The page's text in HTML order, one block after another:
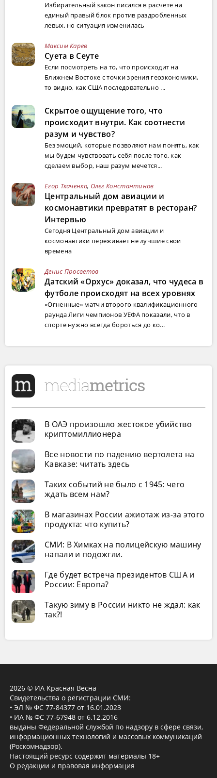
Избирательный закон писался в расчете на
единый правый блок против раздробленных
левых, но ситуация изменилась
Максим Карев
Суета в Сеуте
Если посмотреть на то, что происходит на
Ближнем Востоке с точки зрения геоэкономики,
то видно, как США последовательно ...
Скрытое ощущение того, что
происходит внутри. Как соотнести
разум и чувство?
Без эмоций, которые позволяют нам понять, как
мы будем чувствовать себя после того, как
сделаем выбор, наш разум мечется...
Егор Ткаченко, Олег Константинов
Центральный дом авиации и
космонавтики превратят в ресторан?
Интервью
Сегодня Центральный дом авиации и
космонавтики переживает не лучшие свои
времена
Денис Просветов
Датский «Орхус» доказал, что чудеса в
футболе происходят на всех уровнях
«Огненные» матчи второго квалификационного
раунда Лиги чемпионов УЕФА показали, что в
спорте нужно всегда бороться до ко...
В ОАЭ произошло жестокое убийство
криптомиллионера
Все новости по падению вертолета на
Кавказе: читать здесь
Таких событий не было с 1945: чего
ждать всем нам?
В магазинах России ажиотаж из-за этого
продукта: что купить?
СМИ: В Химках на полицейскую машину
напали и подожгли.
Где будет встреча президентов США и
России: Европа?
Такую зиму в России никто не ждал: как
так?!
2026 © ИА Красная Весна
Свидетельства о регистрации СМИ:
• ЭЛ № ФС 77-84377 от 16.01.2023
• ИА № ФС 77-67948 от 6.12.2016
выданы Федеральной службой по надзору в сфере связи,
информационных технологий и массовых коммуникаций
(Роскомнадзор).
Настоящий ресурс содержит материалы 18+
О редакции и правовая информация